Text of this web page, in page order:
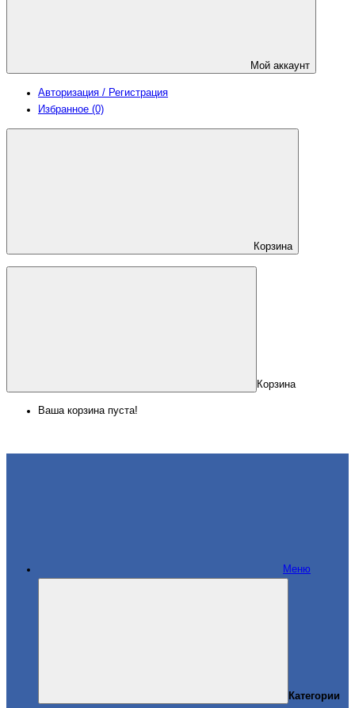
Мой аккаунт
Авторизация / Регистрация
Избранное (0)
Корзина
Корзина
Ваша корзина пуста!
Меню
Категории